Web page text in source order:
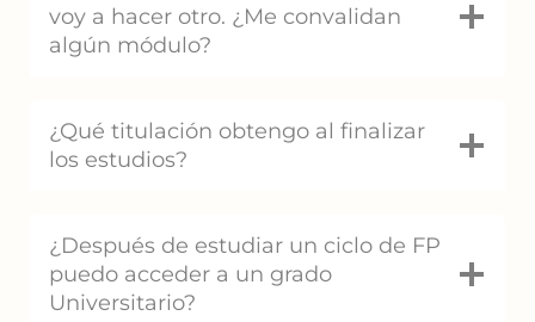
voy a hacer otro. ¿Me convalidan
algún módulo?
¿Qué titulación obtengo al finalizar
los estudios?
¿Después de estudiar un ciclo de FP
puedo acceder a un grado
Universitario?